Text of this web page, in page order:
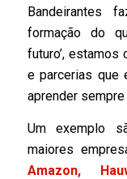
Bandeirantes
formação do
futuro’,
e parcerias que
aprender sempre
Um exemplo
maiores
Amazon,